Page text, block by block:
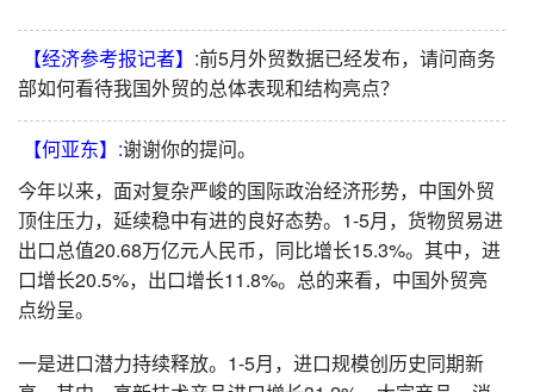
【经济参考报记者】:前5月外贸数据已经发布，请问商务
部如何看待我国外贸的总体表现和结构亮点？
【何亚东】:谢谢你的提问。
今年以来，面对复杂严峻的国际政治经济形势，中国外贸
顶住压力，延续稳中有进的良好态势。1-5月，货物贸易进
出口总值20.68万亿元人民币，同比增长15.3%。其中，进
口增长20.5%，出口增长11.8%。总的来看，中国外贸亮
点纷呈。
一是进口潜力持续释放。1-5月，进口规模创历史同期新